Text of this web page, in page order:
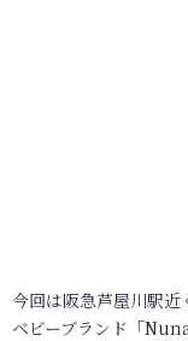
今回は阪急芦屋川駅近
ベビーブランド「